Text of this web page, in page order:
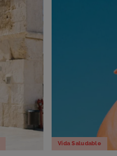
Vida Saludable